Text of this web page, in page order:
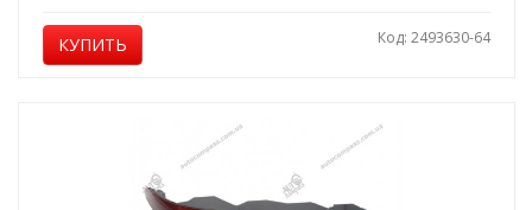
КУПИТЬ Код: 2493630-64